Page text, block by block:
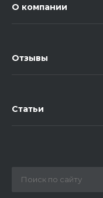
О компании
Отзывы
Статьи